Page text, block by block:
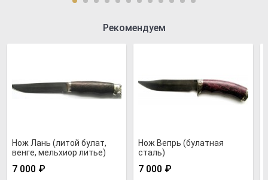
Рекомендуем
Нож Лань (литой булат,
венге, мельхиор литье)
7 000 ₽
Нож Вепрь (булатная
сталь)
7 000 ₽